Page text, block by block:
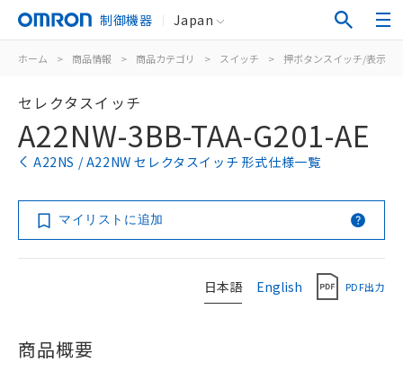
制御機器 Japan
ホーム > 商品情報 > 商品カテゴリ > スイッチ > 押ボタンスイッチ/表示灯
セレクタスイッチ
A22NW-3BB-TAA-G201-AE
A22NS / A22NW セレクタスイッチ 形式仕様一覧
マイリストに追加
日本語 English PDF出力
商品概要